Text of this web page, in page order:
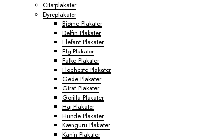
Citatplakater
Dyreplakater
Bjørne Plakater
Delfin Plakater
Elefant Plakater
Elg Plakater
Falke Plakater
Flodheste Plakater
Gede Plakater
Giraf Plakater
Gorilla Plakater
Haj Plakater
Hunde Plakater
Kænguru Plakater
Kanin Plakater